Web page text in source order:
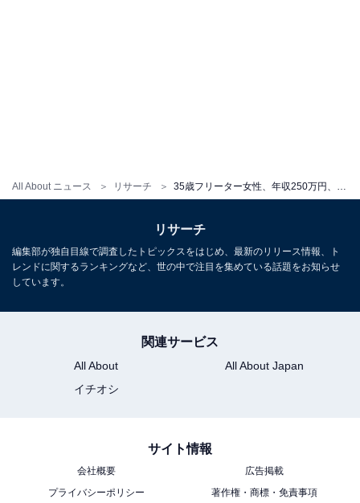
All About ニュース リサーチ
ュースでのライター歴は2年。
こちらもおすすめ
25歳女性、職業はセラピスト、年収200万円。
リサーチ
編集部が独自目線で調査したトピックスをはじめ、最新のリリース情報、ト
レンドに関するランキングなど、世の中で注目を集めている話題をお知らせ
しています。
関連サービス
All About
All About Japan
イチオシ
サイト情報
会社概要
広告掲載
プライバシーポリシー
著作権・商標・免責事項